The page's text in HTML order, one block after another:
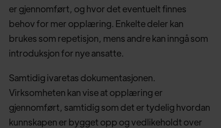
er gjennomført, og hvor det eventuelt finnes
behov for mer opplæring. Enkelte deler kan
brukes som repetisjon, mens andre kan inngå som
introduksjon for nye ansatte.
Samtidig ivaretas dokumentasjonen.
Virksomheten kan vise at opplæring er
gjennomført, samtidig som det er tydelig hvordan
kunnskapen er bygget opp og vedlikeholdt over